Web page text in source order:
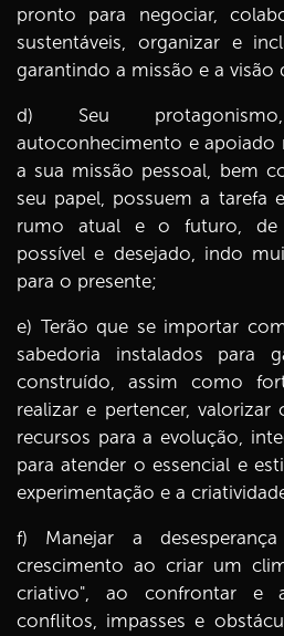
pronto para negociar,
sustentáveis, organizar e
garantindo a missão e a visão
d) Seu
autoconhecimento e
a sua missão pessoal, bem
seu papel, possuem a tarefa
rumo atual e o futuro, de
possível e desejado, indo
para o presente;
e) Terão que se importar
sabedoria instalados
construído, assim como
realizar e pertencer,
recursos para a evolução,
para atender o essencial e
experimentação e a
f) Manejar a
crescimento ao criar um
criativo", ao confrontar e
conflitos, impasses e